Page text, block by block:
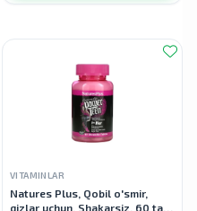
VITAMINLAR
Natures Plus, Qobil o'smir,
qizlar uchun, Shakarsiz, 60 ta